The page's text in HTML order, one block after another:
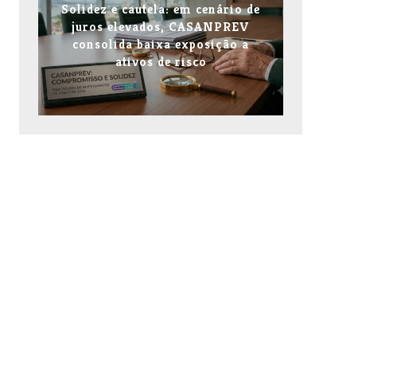
Solidez e cautela: em cenário de
juros elevados, CASANPREV
consolida baixa exposição a
ativos de risco